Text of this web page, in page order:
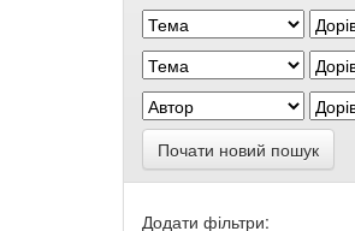
Почати новий пошук
Додати фільтри: